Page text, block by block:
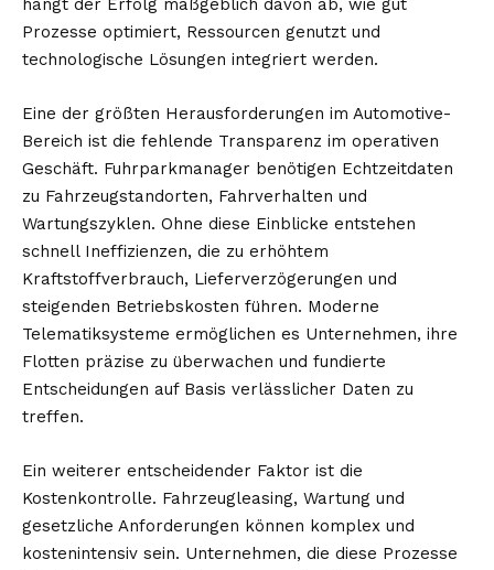
hängt der Erfolg maßgeblich davon ab, wie gut
Prozesse optimiert, Ressourcen genutzt und
technologische Lösungen integriert werden.
Eine der größten Herausforderungen im Automotive-
Bereich ist die fehlende Transparenz im operativen
Geschäft. Fuhrparkmanager benötigen Echtzeitdaten
zu Fahrzeugstandorten, Fahrverhalten und
Wartungszyklen. Ohne diese Einblicke entstehen
schnell Ineffizienzen, die zu erhöhtem
Kraftstoffverbrauch, Lieferverzögerungen und
steigenden Betriebskosten führen. Moderne
Telematiksysteme ermöglichen es Unternehmen, ihre
Flotten präzise zu überwachen und fundierte
Entscheidungen auf Basis verlässlicher Daten zu
treffen.
Ein weiterer entscheidender Faktor ist die
Kostenkontrolle. Fahrzeugleasing, Wartung und
gesetzliche Anforderungen können komplex und
kostenintensiv sein. Unternehmen, die diese Prozesse